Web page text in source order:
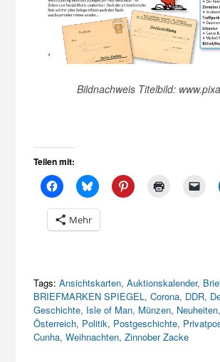
Bildnachweis Titelbild:
Teilen mit:
Mehr
Tags: Ansichtskarten,Auktionskalender,
BRIEFMARKEN SPIEGEL,Corona, DDR,
Geschichte, Isle of Man, Münzen, Neuheiten,
Österreich, Politik, Postgeschichte,
Cunha,Weihnachten,Zinnober Zacke